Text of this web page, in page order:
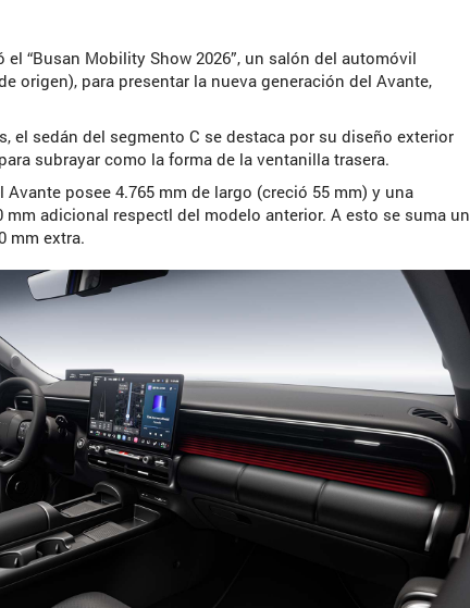
“Busan Mobility Show 2026”, un salón del automóvil
origen), para presentar la nueva generación del Avante,
el sedán del segmento C se destaca por su diseño exterior
subrayar como la forma de la ventanilla trasera.
posee 4.765 mm de largo (creció 55 mm) y una
mm adicional respectl del modelo anterior. A esto se suma un
mm extra.